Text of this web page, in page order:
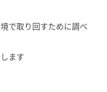
で取り回すために調べ
ます